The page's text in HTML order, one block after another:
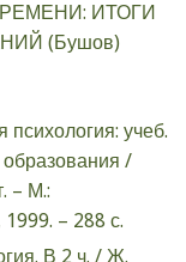
ИТОГИ
(Бушов)
учеб.
образования /
– М.:
– 288 с.
В 2 ч. / Ж.